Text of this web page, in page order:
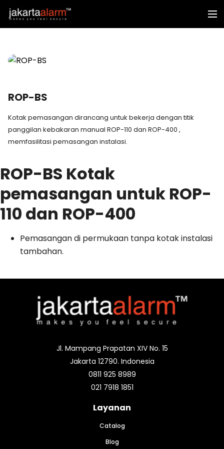
ROP-BS
Kotak pemasangan dirancang untuk bekerja dengan titik
panggilan kebakaran manual ROP-110 dan ROP-400 ,
memfasilitasi pemasangan instalasi.
ROP-BS Kotak
pemasangan untuk ROP-
110 dan ROP-400
Pemasangan di permukaan tanpa kotak instalasi
tambahan.
Jl. Mampang Prapatan XIV No. 15
Jakarta 12790. Indonesia
0811 925 8989
021 7918 1851
Layanan
Catalog
Blog